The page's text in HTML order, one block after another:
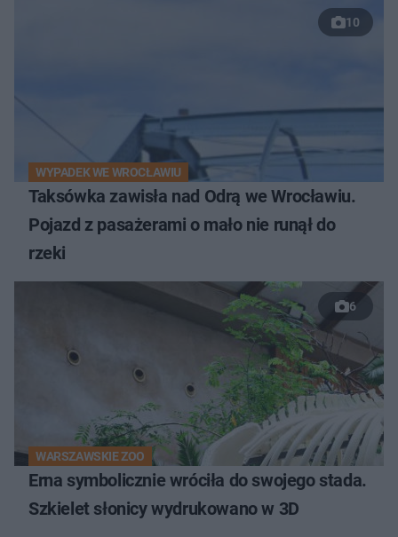
10
WYPADEK WE WROCŁAWIU
Taksówka zawisła nad Odrą we Wrocławiu.
Pojazd z pasażerami o mało nie runął do
rzeki
6
WARSZAWSKIE ZOO
Erna symbolicznie wróciła do swojego stada.
Szkielet słonicy wydrukowano w 3D